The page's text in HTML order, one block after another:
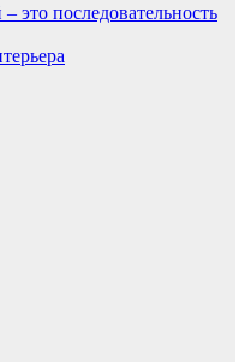
это последовательность